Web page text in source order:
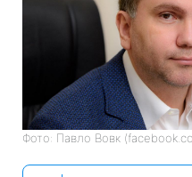
Фото: Павло Вовк